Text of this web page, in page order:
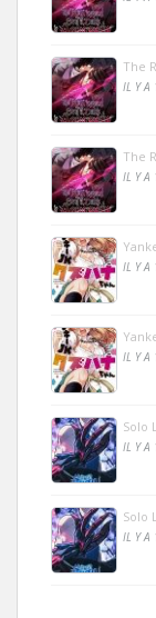
The
IL Y A
The
IL Y A
IL Y A
IL Y A
Solo
IL Y A
Solo
IL Y A